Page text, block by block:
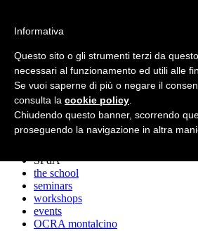
archos
the studio
projects
lectures
press cuttings
SPdA
the school
seminars
workshops
events
OCRA montalcino
Informativa
Questo sito o gli strumenti terzi da
necessari al funzionamento ed utili alle
Se vuoi saperne di più o negare il
consulta la cookie policy
Chiudendo questo banner, scorrendo
proseguendo la navigazione in altra